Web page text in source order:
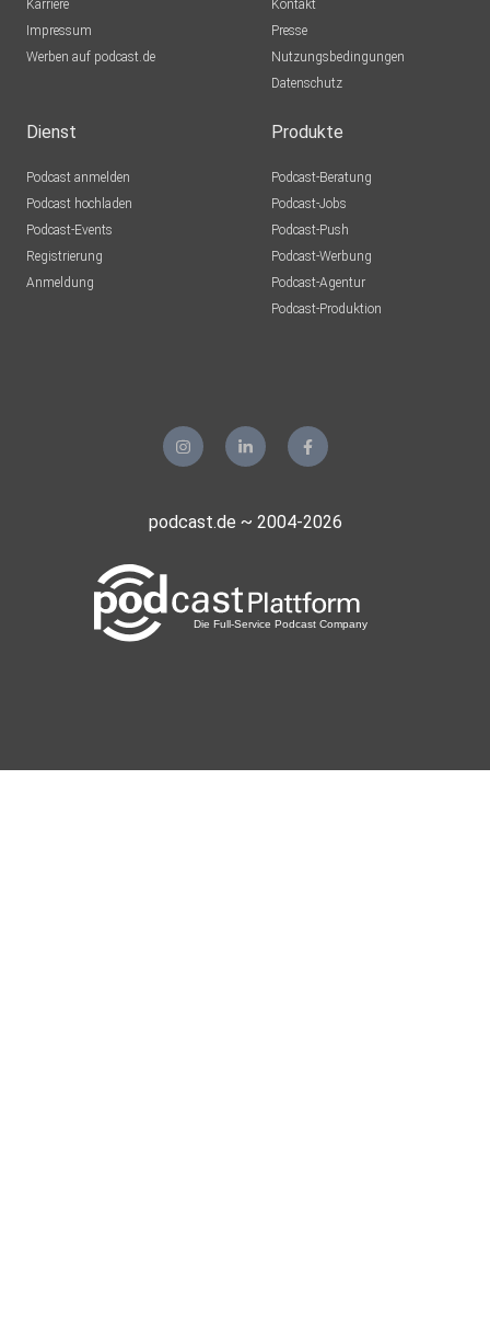
Karriere
Impressum
Werben auf podcast.de
Kontakt
Presse
Nutzungsbedingungen
Datenschutz
Dienst
Podcast anmelden
Podcast hochladen
Podcast-Events
Registrierung
Anmeldung
Produkte
Podcast-Beratung
Podcast-Jobs
Podcast-Push
Podcast-Werbung
Podcast-Agentur
Podcast-Produktion
podcast.de ~ 2004-2026